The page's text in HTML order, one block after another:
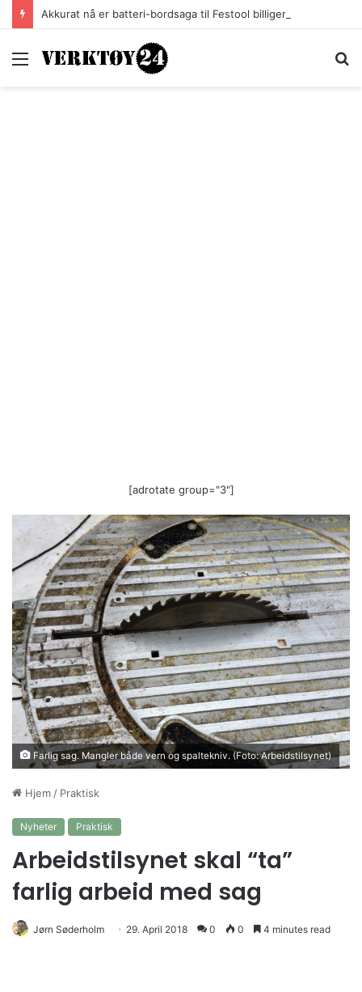
Akkurat nå er batteri-bordsaga til Festool billigere
Meny
[adrotate group="3"]
Farlig sag. Mangler både vern og spaltekniv. (Foto: Arbeidstilsynet)
Hjem / Praktisk
Nyheter Praktisk
Arbeidstilsynet skal “ta”
farlig arbeid med sag
Jørn Søderholm 29. April 2018 0 0 4 minutes read